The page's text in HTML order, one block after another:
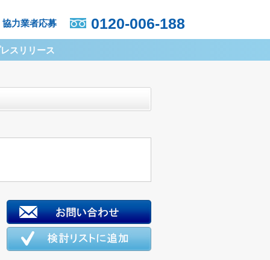
協力業者応募 0120-006-188
スリリース